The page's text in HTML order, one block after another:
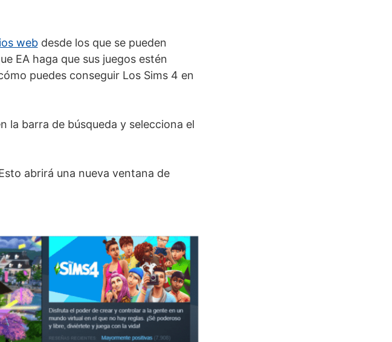
webdesde los que se pueden
EA haga que sus juegos estén
puedes conseguir Los Sims 4 en
la barra de búsqueda y selecciona el
abrirá una nueva ventana de